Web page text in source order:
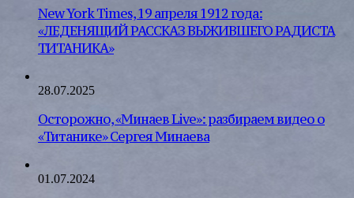
New York Times, 19 апреля 1912 года:
«ЛЕДЕНЯЩИЙ РАССКАЗ ВЫЖИВШЕГО РАДИСТА
ТИТАНИКА»
28.07.2025
Осторожно, «Минаев Live»: разбираем видео о
«Титанике» Сергея Минаева
01.07.2024